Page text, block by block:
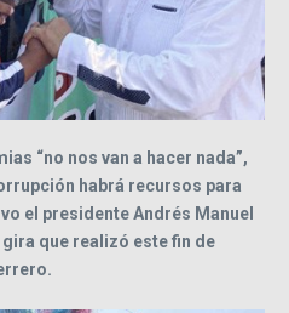
no nos van a hacer nada ,
habrá recursos para
el presidente Andrés Manuel
que realizó este fin de